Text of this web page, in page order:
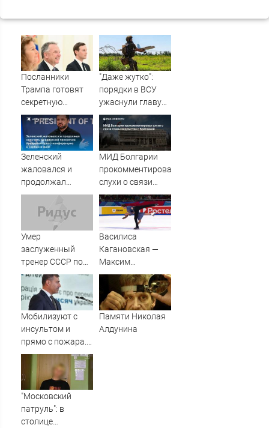
Посланники
Трампа готовят
секретную
миссию в Москву
и Киев
"Даже жутко":
порядки в ВСУ
ужаснули главу
британской
армии
Зеленский
жаловался и
продолжал
клянчить:
украинский
просрочка
превратил пресс-
конференцию в
Сербии в фарс
МИД Болгарии
прокомментировал
слухи о связи
главы ведомства
с Британией
Умер
заслуженный
тренер СССР по
спортивной
гимнастике
Леонид
Выдрицкий
Василиса
Кагановская —
Максим
Некрасов. Танцы
на льду.
Произвольный
танец. Санкт-
Петербург. Гран-
Мобилизуют с
инсультом и
прямо с пожара.
Омбудсмен
Украины – против
людоловов из
ТЦК
Памяти Николая
Алдунина
"Московский
патруль": в
столице